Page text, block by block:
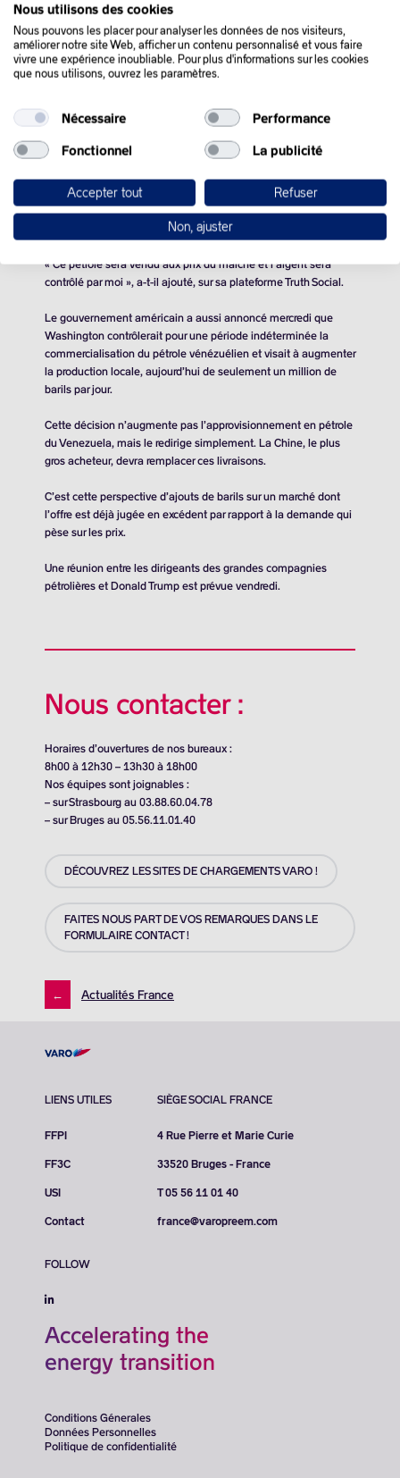
QUE SE PASSE-T-IL
DANS LE MONDE :
nouvelles annonces de Washington concernant l’avenir de
l’exploitation des gigantesques réserves d’hydrocarbures du
Venezuela.
Mardi soir, Donald Trump a assuré que Caracas allait remettre
aux Etats-Unis « entre 30 et50 millions de barilsde pétrole »
actuellement stockés sur des navires.
« Ce pétrole sera vendu aux prix du marché et l’argent sera
contrôlé par moi », a-t-il ajouté, sur sa plateforme Truth Social.
Le gouvernement américain a aussi annoncé mercredi que
Washington contrôlerait pour une période indéterminée la
commercialisation du pétrole vénézuélien et visait à augmenter
la production locale, aujourd’hui de seulement un million de
barils par jour.
Cette décision n’augmente pas l’approvisionnement en pétrole
du Venezuela, mais le redirige simplement. La Chine, le plus
gros acheteur, devra remplacer ces livraisons.
C’est cette perspective d’ajouts de barils sur un marché dont
l’offre est déjà jugée en excédent par rapport à la demande qui
pèse sur les prix.
Une réunion entre les dirigeants des grandes compagnies
pétrolières et Donald Trump est prévue vendredi.
Nous contacter :
Horaires d’ouvertures de nos bureaux :
8h00 à 12h30 – 13h30 à 18h00
Nos équipes sont joignables :
– sur Strasbourg au 03.88.60.04.78
– sur Bruges au 05.56.11.01.40
DÉCOUVREZ LES SITES DE CHARGEMENTS VARO !
FAITES NOUS PART DE VOS REMARQUES DANS LE
FORMULAIRE CONTACT !
← Actualités France
LIENS UTILES
FFPI
FF3C
USI
Contact
SIÈGE SOCIAL FRANCE
4 Rue Pierre et Marie Curie
33520 Bruges - France
T 05 56 11 01 40
france@varopreem.com
FOLLOW
Accelerating the
energy transition
Conditions Génerales
Données Personnelles
Politique de confidentialité
Nous utilisons des cookies
Nous pouvons les placer pour analyser les données de nos visiteurs,
améliorer notre site Web, afficher un contenu personnalisé et vous faire
vivre une expérience inoubliable. Pour plus d'informations sur les cookies
que nous utilisons, ouvrez les paramètres.
Nécessaire Performance
Fonctionnel La publicité
Accepter tout Refuser
Non, ajuster